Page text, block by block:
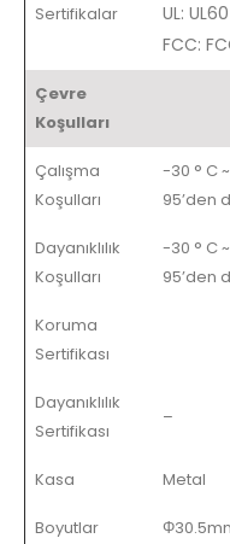
Sertifikalar
UL:
FCC:
Çevre
Koşulları
Çalışma
Koşulları
-30 ° C
95’den
Dayanıklılık
Koşulları
-30 ° C
95’den
Koruma
Sertifikası
Dayanıklılık
Sertifikası
–
Kasa Metal
Boyutlar